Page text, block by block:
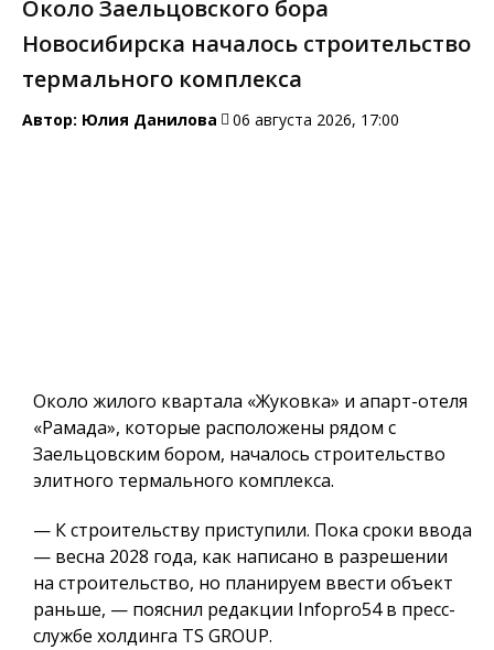
Около Заельцовского бора
Новосибирска началось строительство
термального комплекса
Автор: Юлия Данилова 06 августа 2026, 17:00
Около жилого квартала «Жуковка» и апарт-отеля
«Рамада», которые расположены рядом с
Заельцовским бором, началось строительство
элитного термального комплекса.
— К строительству приступили. Пока сроки ввода
— весна 2028 года, как написано в разрешении
на строительство, но планируем ввести объект
раньше, — пояснил редакции Infopro54 в пресс-
службе холдинга TS GROUP.